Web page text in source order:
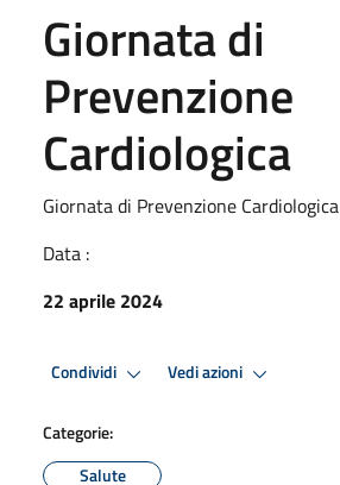
Giornata di
Prevenzione
Cardiologica
Giornata di Prevenzione Cardiologica
Data :
22 aprile 2024
Condividi Vedi azioni
Categorie:
Salute